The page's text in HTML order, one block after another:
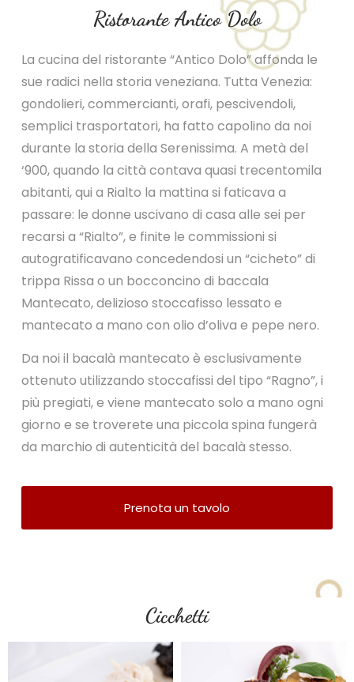
Ristorante Antico Dolo
La cucina del ristorante “Antico Dolo” affonda le
sue radici nella storia veneziana. Tutta Venezia:
gondolieri, commercianti, orafi, pescivendoli,
semplici trasportatori, ha fatto capolino da noi
durante la storia della Serenissima. A metà del
‘900, quando la città contava quasi trecentomila
abitanti, qui a Rialto la mattina si faticava a
passare: le donne uscivano di casa alle sei per
recarsi a “Rialto”, e finite le commissioni si
autogratificavano concedendosi un “cicheto” di
trippa Rissa o un bocconcino di baccala
Mantecato, delizioso stoccafisso lessato e
mantecato a mano con olio d’oliva e pepe nero.
Da noi il bacalà mantecato è esclusivamente
ottenuto utilizzando stoccafissi del tipo “Ragno”, i
più pregiati, e viene mantecato solo a mano ogni
giorno e se troverete una piccola spina fungerà
da marchio di autenticità del bacalà stesso.
Prenota un tavolo
Cicchetti